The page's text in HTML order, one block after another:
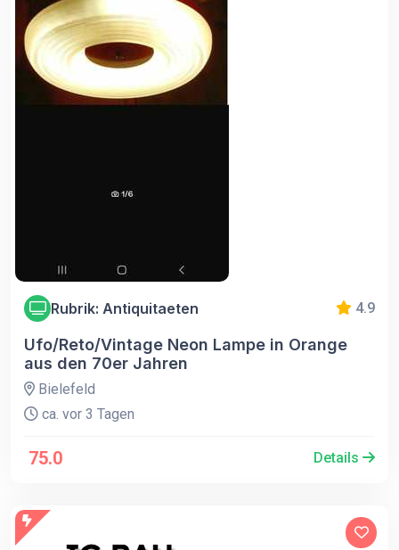
Rubrik: Antiquitaeten 4.9
Ufo/Reto/Vintage Neon Lampe in Orange
aus den 70er Jahren
Bielefeld
ca. vor 3 Tagen
75.0 Details